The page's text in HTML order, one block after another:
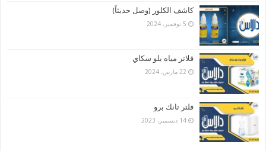
كاشف الكلور (وصل حديثاً)
5 نوفمبر، 2024
فلاتر مياه بلو سكاي
22 مارس، 2024
فلتر تانك برو
14 ديسمبر، 2023